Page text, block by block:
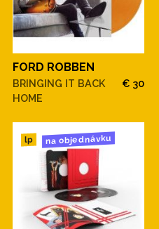
FORD ROBBEN
BRINGING IT BACK
HOME
€ 30
lp na objednávku